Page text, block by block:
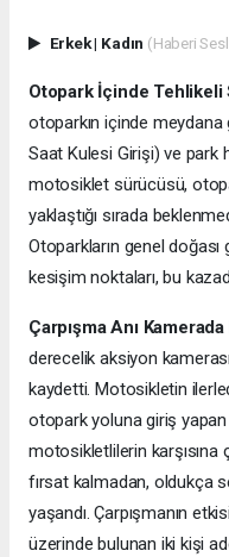
Erkek| Kadın (Haberi
Otopark İçinde Tehlikeli
otoparkın içinde
Saat Kulesi Girişi) ve park
motosiklet sürücüsü,
yaklaştığı sırada
Otoparkların genel doğası
kesişim noktaları, bu
Çarpışma Anı Kamerada
derecelik aksiyon
kaydetti. Motosikletin
otopark yoluna giriş
motosikletlilerin karşısına
fırsat kalmadan, oldukça
yaşandı. Çarpışmanın
üzerinde bulunan iki kişi